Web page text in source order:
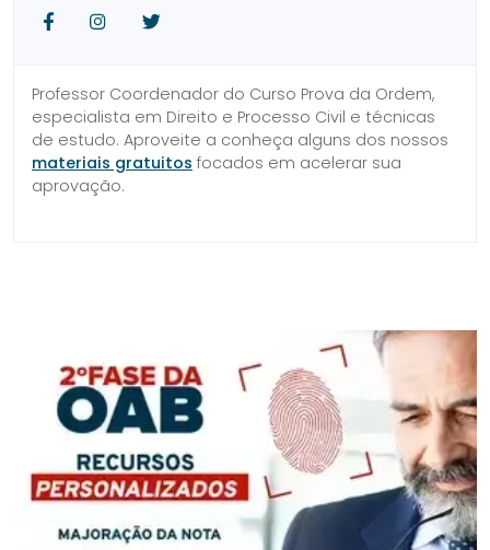
FacebookInstagram
Twitter
Professor Coordenador do Curso Prova da Ordem,
especialista em Direito e Processo Civil e técnicas
de estudo. Aproveite a conheça alguns dos nossos
materiais gratuitos focados em acelerar sua
aprovação.
CURSO
PROVA